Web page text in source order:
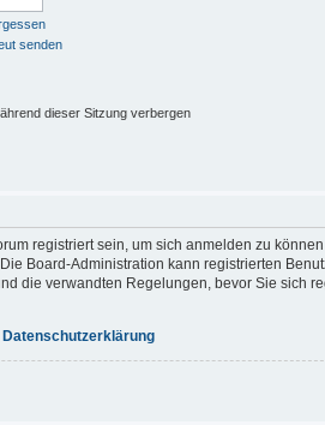
senden
dieser Sitzung verbergen
registriert sein, um sich anmelden zu
Board-Administration kann registrierten
die verwandten Regelungen, bevor Sie sich
Datenschutzerklärung